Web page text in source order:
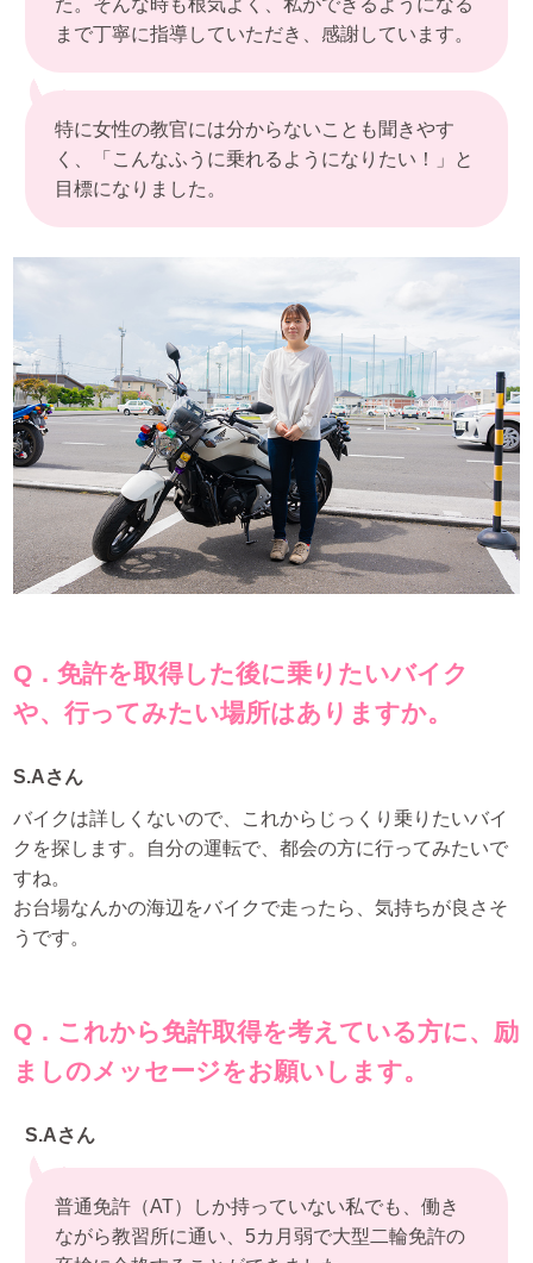
た。そんな時も根気よく、私ができるようになる
まで丁寧に指導していただき、感謝しています。
特に女性の教官には分からないことも聞きやす
く、「こんなふうに乗れるようになりたい！」と
目標になりました。
Q．免許を取得した後に乗りたいバイク
や、行ってみたい場所はありますか。
S.Aさん
バイクは詳しくないので、これからじっくり乗りたいバイ
クを探します。自分の運転で、都会の方に行ってみたいで
すね。
お台場なんかの海辺をバイクで走ったら、気持ちが良さそ
うです。
Q．これから免許取得を考えている方に、励
ましのメッセージをお願いします。
S.Aさん
普通免許（AT）しか持っていない私でも、働き
ながら教習所に通い、5カ月弱で大型二輪免許の